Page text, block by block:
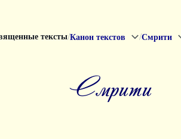
тексты/Канон текстов /Смрити
смрити